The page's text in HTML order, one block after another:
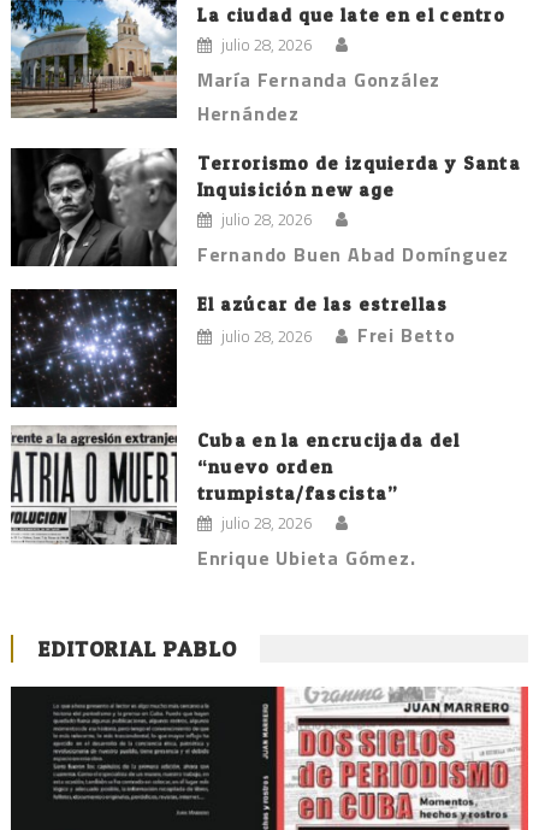
entradas
La ciudad que late en el centro
julio 28, 2026
María Fernanda González
Hernández
Terrorismo de izquierda y Santa
Inquisición new age
julio 28, 2026
Fernando Buen Abad Domínguez
El azúcar de las estrellas
julio 28, 2026 Frei Betto
Cuba en la encrucijada del
“nuevo orden
trumpista/fascista”
julio 28, 2026
Enrique Ubieta Gómez.
EDITORIAL PABLO